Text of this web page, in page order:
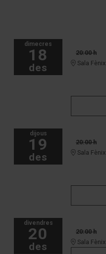
dimecres
18
des
20:00 h
Sala Fènix
dijous
19
des
20:00 h
Sala Fènix
divendres
20
des
20:00 h
Sala Fènix